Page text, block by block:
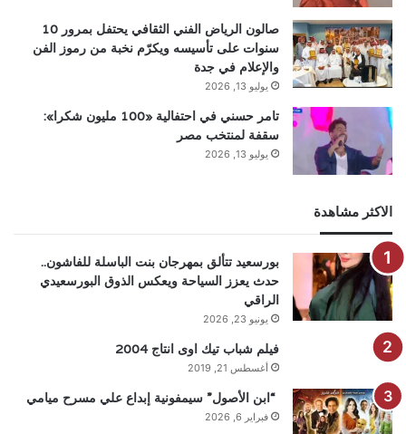
صالون الرياض الفني الثقافي يحتفل بمرور 10
سنوات على تأسيسه ويكرّم نخبة من رموز الفن
والإعلام في جدة
يوليو 13, 2026
تامر حسني في احتفالية «100 مليون شكرا»:
سقفة لمنتخب مصر
يوليو 13, 2026
الاكثر مشاهدة
بورسعيد تتألق بمهرجان بنت الباسلة للفاشون..
حدث يعزز السياحة ويعكس الذوق البورسعيدي
الراقي
يونيو 23, 2026
فيلم شباب تيك اوى انتاج 2004
أغسطس 21, 2019
“ابن الأصول” سيمفونية إبداع علي مسرح ميامي
فبراير 6, 2026